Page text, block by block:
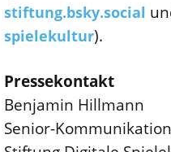
stiftung.bsky.social
spielekultur).
Pressekontakt
Benjamin Hillmann
Senior-